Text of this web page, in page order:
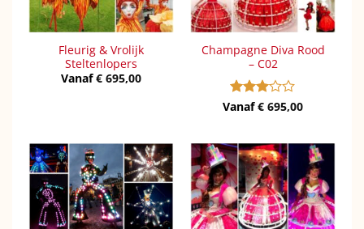
Fleurig & Vrolijk
Steltenlopers
Vanaf€ 695,00
Champagne Diva Rood
– C02
Gewaardeerd
Vanaf€ 695,00